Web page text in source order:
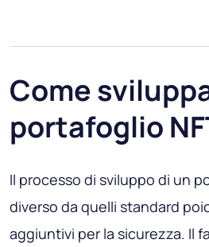
Come
portafoglio
Il processo di sviluppo di un
diverso da quelli standard
aggiuntivi per la sicurezza. Il